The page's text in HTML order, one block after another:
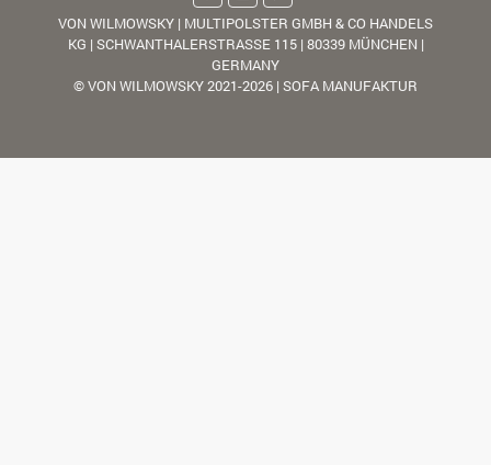
VON WILMOWSKY | MULTIPOLSTER GMBH & CO HANDELS
KG | SCHWANTHALERSTRASSE 115 | 80339 MÜNCHEN |
GERMANY
© VON WILMOWSKY 2021-2026 | SOFA MANUFAKTUR